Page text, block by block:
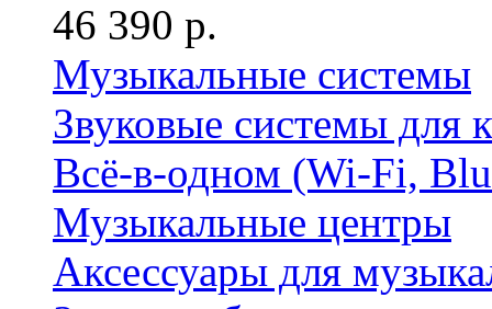
46 390 р.
Музыкальные системы
Звуковые системы для
Всё-в-одном (Wi-Fi,
Музыкальные центры
Аксессуары для